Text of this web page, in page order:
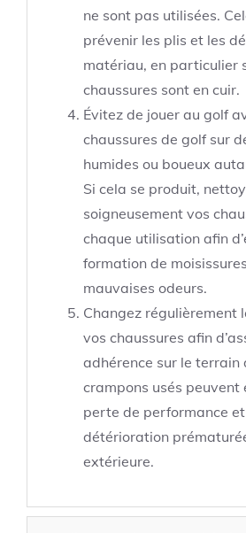
ne sont pas utilisées.
prévenir les plis et les
matériau, en particulier
chaussures sont en cuir.
Évitez de jouer au golf
chaussures de golf sur
humides ou boueux
Si cela se produit,
soigneusement vos
chaque utilisation afin
formation de
mauvaises odeurs.
Changez régulièrement
vos chaussures afin
adhérence sur le terrain
crampons usés peuvent
perte de performance
détérioration
extérieure.